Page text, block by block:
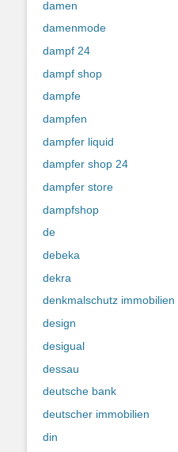
damen
damenmode
dampf 24
dampf shop
dampfe
dampfen
dampfer liquid
dampfer shop 24
dampfer store
dampfshop
de
debeka
dekra
denkmalschutz immobilien
design
desigual
dessau
deutsche bank
deutscher immobilien
din